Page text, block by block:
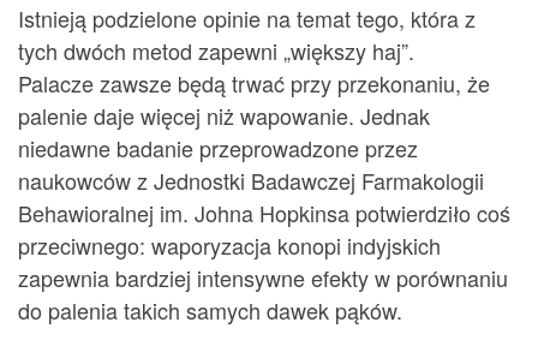
Istnieją podzielone opinie na temat tego, która z
tych dwóch metod zapewni „większy haj”.
Palacze zawsze będą trwać przy przekonaniu, że
palenie daje więcej niż wapowanie. Jednak
niedawne badanie przeprowadzone przez
naukowców z Jednostki Badawczej Farmakologii
Behawioralnej im. Johna Hopkinsa potwierdziło coś
przeciwnego: waporyzacja konopi indyjskich
zapewnia bardziej intensywne efekty w porównaniu
do palenia takich samych dawek pąków.